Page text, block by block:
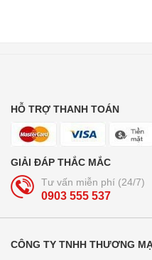
HỖ TRỢ THANH TOÁN
GIẢI ĐÁP THẮC MẮC
Tư vấn miễn phí (24/7)
0903 555 537
CÔNG TY TNHH THƯƠNG